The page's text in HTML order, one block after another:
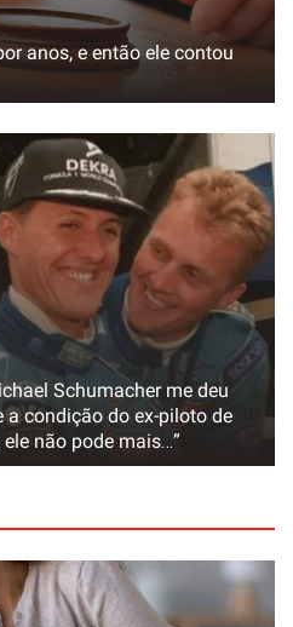
anos, e então ele contou
Schumacher me deu
condição do ex-piloto de
não pode mais…”